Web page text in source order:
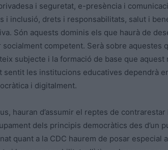
i seguretat, e-presència i
i inclusió, drets i responsabilitats, salut i
Són aquests dominis els que haurà de
competent. Serà sobre aquestes
subjecte i la formació de base que
les institucions educatives dependrà
i digitalment.
hauran d’assumir el reptes de contrarestar
dels principis democràtics des d’un
quant a la CDC haurem de posar especial